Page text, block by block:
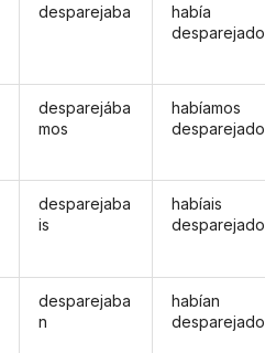
desparejaba
desparejába
mos
desparejaba
is
desparejaba
n
había
desparejado
habíamos
desparejado
habíais
desparejado
habían
desparejado